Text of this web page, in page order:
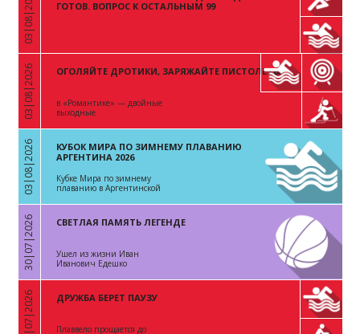
«
03|08|2026
ГОТОВ. ВОПРОС К ОСТАЛЬНЫМ 99
«
03|08|2026 ОГОЛЯЙТЕ ДРОТИКИ, ЗАРЯЖАЙТЕ ПИСТОЛЕТЫ
в «Романтике» — двойные
выходные
«
03|08|2026
КУБОК МИРА ПО ЗИМНЕМУ ПЛАВАНИЮ
АРГЕНТИНА 2026
Кубке Мира по зимнему
плаванию в Аргентинской
«
30|07|2026 СВЕТЛАЯ ПАМЯТЬ ЛЕГЕНДЕ
Ушел из жизни Иван
Иванович Едешко
«
28|07|2026 ДРУЖБА БЕРЕТ ПАУЗУ
Плаввело прощается до